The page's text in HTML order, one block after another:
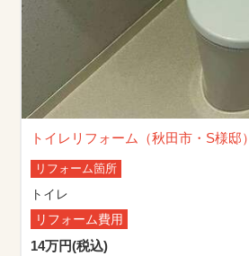
トイレリフォーム（秋田市・S様邸）
リフォーム箇所
トイレ
リフォーム費用
14万円(税込)